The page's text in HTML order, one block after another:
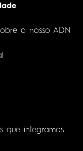
o nosso ADN
que integramos